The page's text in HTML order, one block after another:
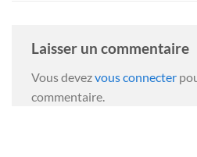
Laisser un commentaire
Vous devezvous connecter
commentaire.